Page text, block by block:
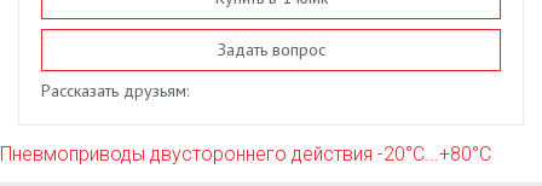
Задать вопрос
Рассказать друзьям:
Пневмоприводы двустороннего действия -20°С...+80°С